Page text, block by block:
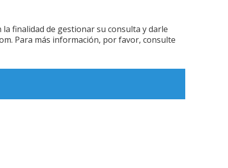
la finalidad de gestionar su consulta y darle
Para más información, por favor, consulte